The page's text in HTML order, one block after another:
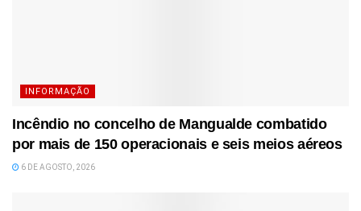
INFORMAÇÃO
Incêndio no concelho de Mangualde combatido
por mais de 150 operacionais e seis meios aéreos
6 DE AGOSTO, 2026